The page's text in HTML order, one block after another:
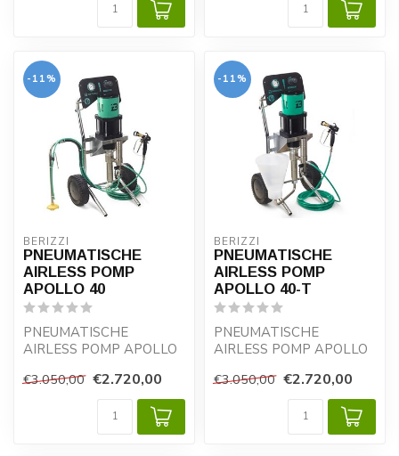
-11%
BERIZZI
PNEUMATISCHE
AIRLESS POMP
APOLLO 40
PNEUMATISCHE
AIRLESS POMP APOLLO
Pneumatische zuigerpomp
voor professioneel ...
€3.050,00 €2.720,00
-11%
BERIZZI
PNEUMATISCHE
AIRLESS POMP
APOLLO 40-T
PNEUMATISCHE
AIRLESS POMP APOLLO
Pneumatische zuigerpomp
voor professioneel ...
€3.050,00 €2.720,00